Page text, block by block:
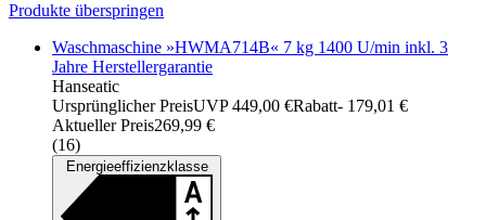
Produkte überspringen
Waschmaschine »HWMA714B« 7 kg 1400 U/min inkl. 3
Jahre Herstellergarantie
Hanseatic
Ursprünglicher PreisUVP 449,00 €Rabatt- 179,01 €
Aktueller Preis269,99 €
(16)
Energieeffizienzklasse